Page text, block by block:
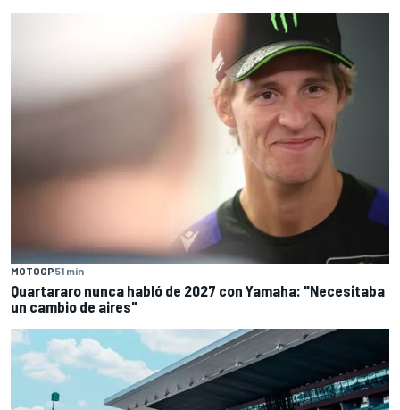
MOTOGP51 min
Quartararo nunca habló de 2027 con Yamaha: "Necesitaba
un cambio de aires"